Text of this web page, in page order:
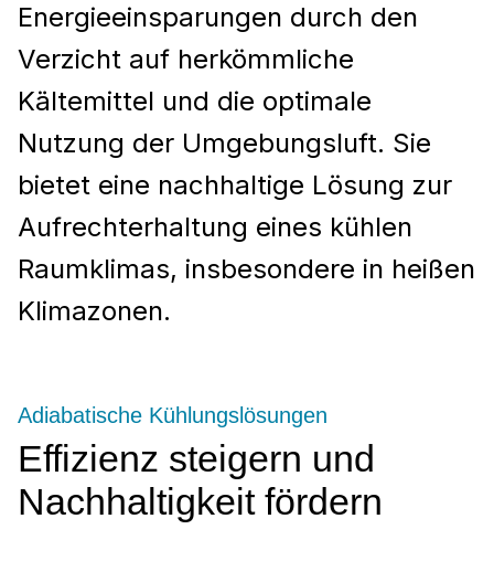
Energieeinsparungen durch den
Verzicht auf herkömmliche
Kältemittel und die optimale
Nutzung der Umgebungsluft. Sie
bietet eine nachhaltige Lösung zur
Aufrechterhaltung eines kühlen
Raumklimas, insbesondere in heißen
Klimazonen.
Effizienz steigern und
Nachhaltigkeit fördern
Adiabatische Kühlungslösungen